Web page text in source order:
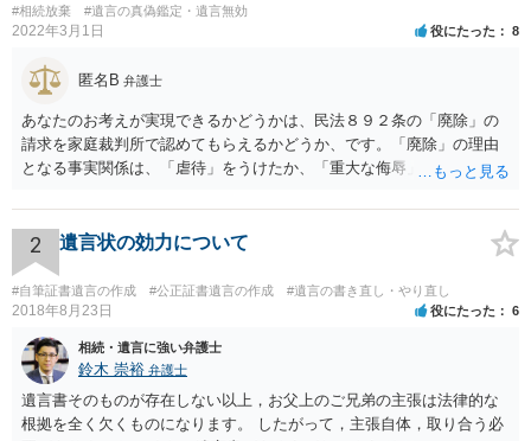
#相続放棄
#遺言の真偽鑑定・遺言無効
2022年3月1日 役にたった 8
匿名B 弁護士
あなたのお考えが実現できるかどうかは、民法８９２条の「廃除」の
請求を家庭裁判所で認めてもらえるかどうか、です。「廃除」の理由
となる事実関係は、「虐待」をうけたか、「重大な侮辱」を受けた
「廃除」は遺言でも可能です（民法８９３条）。 弁護士に具体的な事
情を話して相談して、「廃除」が可能か、実際に法律相談を受けるこ
とをお勧めします。
2 遺言状の効力について
#自筆証書遺言の作成 #公正証書遺言の作成 #遺言の書き直し・やり直し
2018年8月23日 役にたった 6
相続・遺言に強い弁護士
鈴木 崇裕 弁護士
遺言書そのものが存在しない以上，お父上のご兄弟の主張は法律的な
根拠を全く欠くものになります。 したがって，主張自体，取り合う必